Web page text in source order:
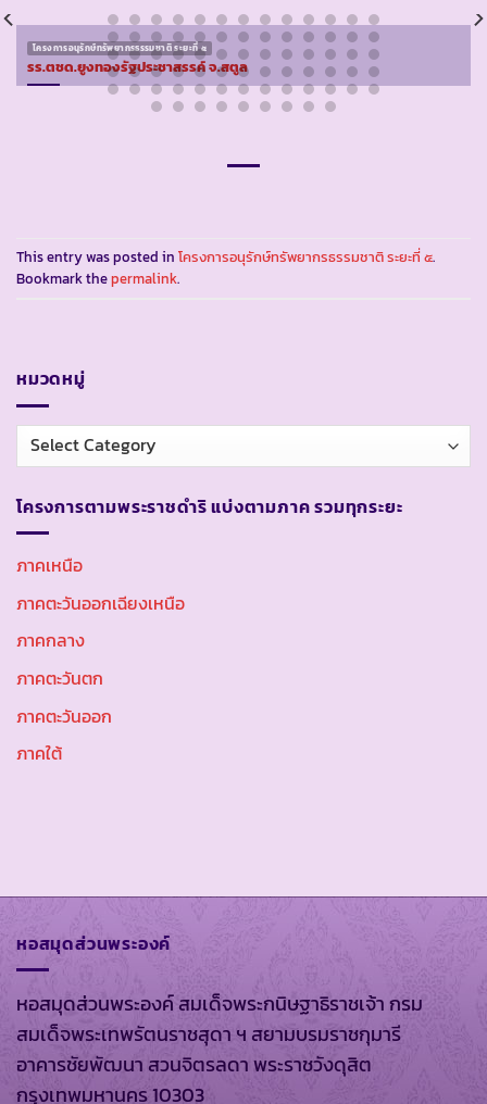
โครงการอนุรักษ์ทรัพยากรธรรมชาติ ระยะที่ ๕
รร.ตชด.ยูงทองรัฐประชาสรรค์ จ.สตูล
This entry was posted in โครงการอนุรักษ์ทรัพยากรธรรมชาติ ระยะที่ ๕.
Bookmark thepermalink.
หมวดหมู่
หมวด
หมู่
โครงการตามพระราชดำริ แบ่งตามภาค รวมทุกระยะ
ภาคเหนือ
ภาคตะวันออกเฉียงเหนือ
ภาคกลาง
ภาคตะวันตก
ภาคตะวันออก
ภาคใต้
หอสมุดส่วนพระองค์
หอสมุดส่วนพระองค์ สมเด็จพระกนิษฐาธิราชเจ้า กรม
สมเด็จพระเทพรัตนราชสุดา ฯ สยามบรมราชกุมารี
อาคารชัยพัฒนา สวนจิตรลดา พระราชวังดุสิต
กรุงเทพมหานคร 10303